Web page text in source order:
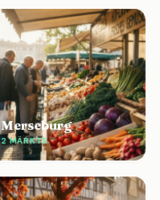
Merseburg
2 MÄRKTE